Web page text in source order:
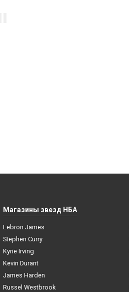
Магазины звезд НБА
Lebron James
Stephen Curry
Kyrie Irving
Kevin Durant
James Harden
Russel Westbrook